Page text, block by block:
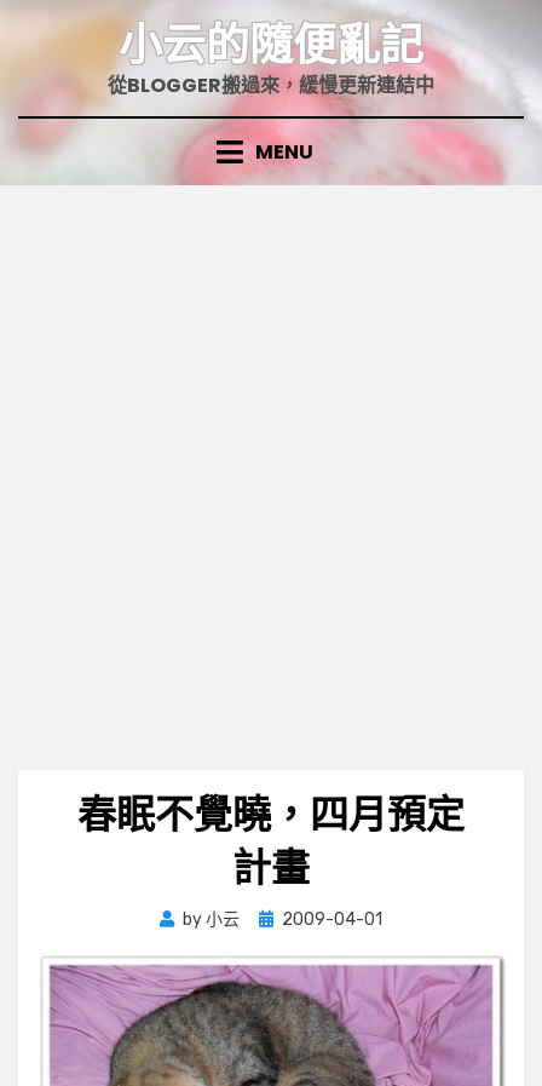
小云的隨便亂記
從BLOGGER搬過來，緩慢更新連結中
MENU
春眠不覺曉，四月預定
計畫
by小云
Posted
2009-04-01